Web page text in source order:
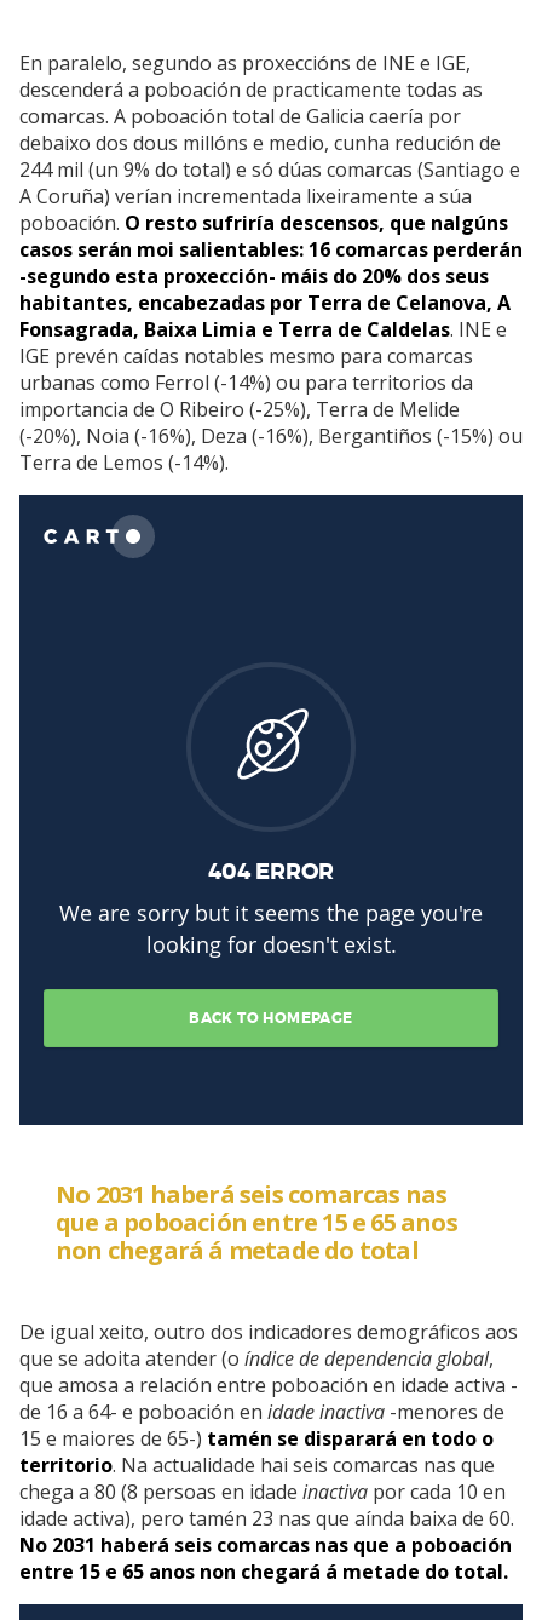
En paralelo, segundo as proxeccións de INE e IGE,
descenderá a poboación de practicamente todas as
comarcas. A poboación total de Galicia caería por
debaixo dos dous millóns e medio, cunha redución de
244 mil (un 9% do total) e só dúas comarcas (Santiago e
A Coruña) verían incrementada lixeiramente a súa
poboación. O resto sufriría descensos, que nalgúns
casos serán moi salientables: 16 comarcas perderán
-segundo esta proxección- máis do 20% dos seus
habitantes, encabezadas por Terra de Celanova, A
Fonsagrada, Baixa Limia e Terra de Caldelas. INE e
IGE prevén caídas notables mesmo para comarcas
urbanas como Ferrol (-14%) ou para territorios da
importancia de O Ribeiro (-25%), Terra de Melide
(-20%), Noia (-16%), Deza (-16%), Bergantiños (-15%) ou
Terra de Lemos (-14%).
No 2031 haberá seis comarcas nas
que a poboación entre 15 e 65 anos
non chegará á metade do total
De igual xeito, outro dos indicadores demográficos aos
que se adoita atender (o índice de dependencia global,
que amosa a relación entre poboación en idade activa -
de 16 a 64- e poboación en idade inactiva -menores de
15 e maiores de 65-) tamén se disparará en todo o
territorio. Na actualidade hai seis comarcas nas que
chega a 80 (8 persoas en idade inactiva por cada 10 en
idade activa), pero tamén 23 nas que aínda baixa de 60.
No 2031 haberá seis comarcas nas que a poboación
entre 15 e 65 anos non chegará á metade do total.